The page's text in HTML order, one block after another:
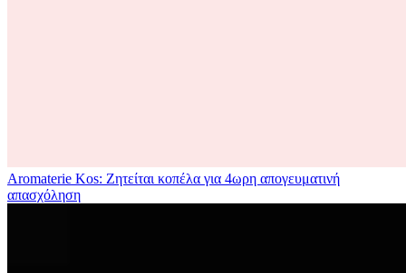
Aromaterie Kos: Ζητείται κοπέλα για 4ωρη απογευματινή
απασχόληση